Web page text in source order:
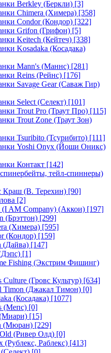
Berkley (Беркли) [3]
Chimera (Химера) [358]
Condor (Кондор) [322]
Grifon (Грифон) [5]
Keitech (Кейтеч) [338]
Kosadaka (Косадака)
Mann's (Маннс) [281]
Reins (Рейнс) [176]
Savage Gear (Саваж Гир)
Select (Селект) [101]
Trout Pro (Траут Про) [115]
Trout Zone (Траут Зон)
Tsuribito (Тсурибито) [111]
Yoshi Onyx (Йоши Оникс)
Контакт [142]
тейл-спиннеры)
Краш (В. Терехин) [90]
[2]
AM Company) (Аккои) [197]
(Брэттон) [299]
(Химера) [595]
(Кондор) [159]
(Дайва) [147]
[1]
Fishing (Экстрим Фишинг)
(Гровс Культур) [634]
Timon (Джакал Тимон) [0]
(Косадака) [1077]
(Мепс) [0]
[15]
(Мюран) [229]
(Ривер Олд) [0]
(Рублекс, Раблекс) [413]